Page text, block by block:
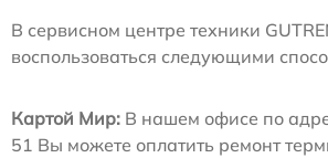
В сервисном центре техники
воспользоваться следующими
Картой Мир: В нашем офисе по
51 Вы можете оплатить ремонт